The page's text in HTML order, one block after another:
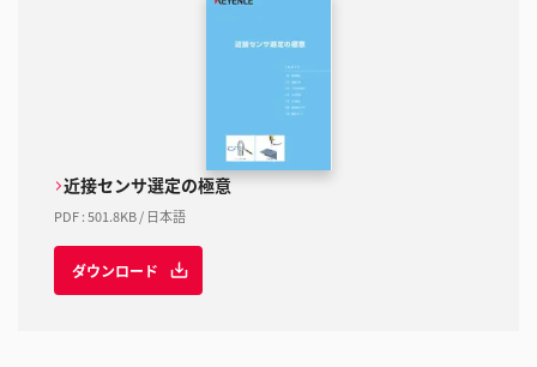
近接センサ選定の極意
PDF:501.8KB/ 日本語
ダウンロード